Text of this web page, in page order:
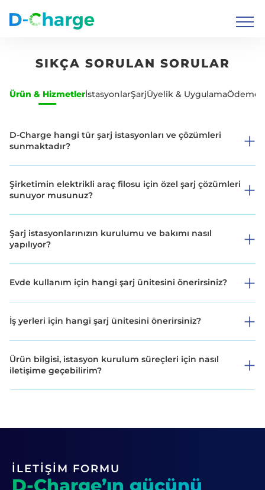
SIKÇA SORULAN SORULAR
Ürün & HizmetlerİstasyonlarŞarjÜyelik & UygulamaÖdeme
D-Charge hangi tür şarj istasyonları ve çözümleri
sunmaktadır?
Şirketimin elektrikli araç filosu için özel şarj çözümleri
sunuyor musunuz?
Şarj istasyonlarınızın kurulumu ve bakımı nasıl
yapılıyor?
Evde kullanım için hangi şarj ünitesini önerirsiniz?
İş yerleri için hangi şarj ünitesini önerirsiniz?
Ürün bilgisi, istasyon kurulum süreçleri için nasıl
iletişime geçebilirim?
İLETİŞİM FORMU
D-Charge’ın gücünü